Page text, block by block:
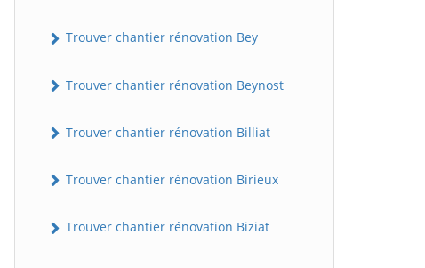
Trouver chantier rénovation Bey
Trouver chantier rénovation Beynost
Trouver chantier rénovation Billiat
Trouver chantier rénovation Birieux
Trouver chantier rénovation Biziat